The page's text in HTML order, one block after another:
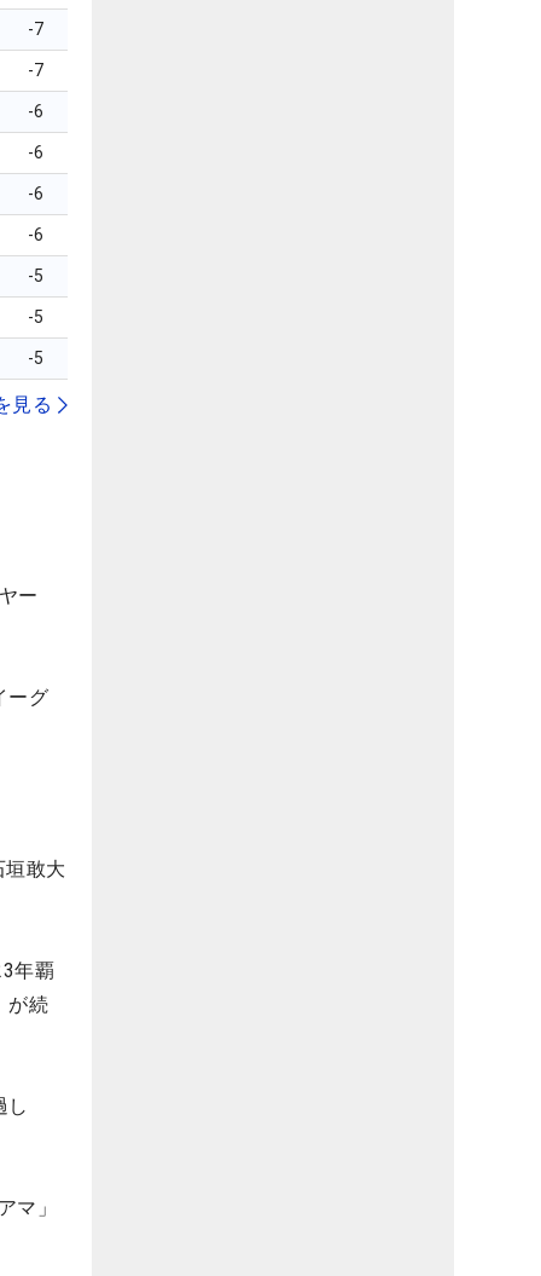
-7
-7
-6
-6
-6
-6
-5
-5
-5
見る
ー
ーグ
敢大
年覇
が続
し
マ」